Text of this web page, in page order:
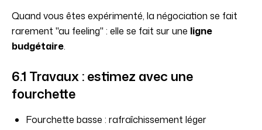
Quand vous êtes expérimenté, la négociation se fait
rarement "au feeling" : elle se fait sur une ligne
budgétaire.
6.1 Travaux : estimez avec une
fourchette
Fourchette basse : rafraîchissement léger